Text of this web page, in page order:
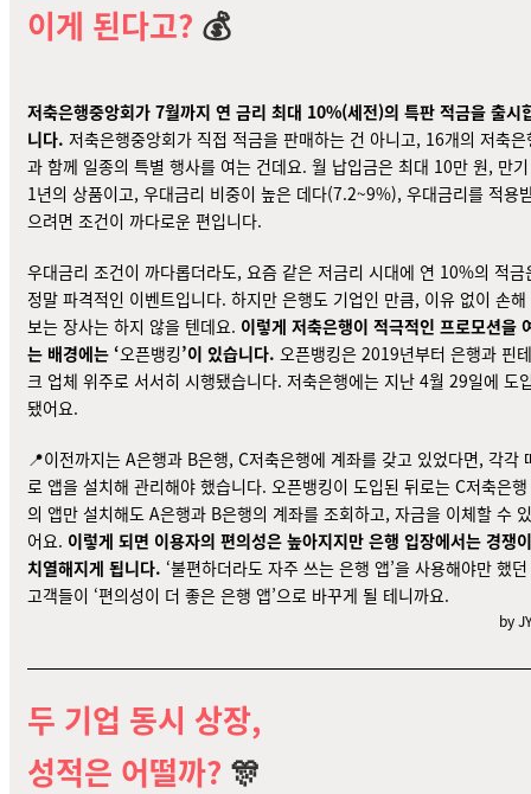
이게 된다고? 💰
저축은행중앙회가 7월까지 연 금리 최대 10%(세전)의 특판 적금을 출시
니다. 저축은행중앙회가 직접 적금을 판매하는 건 아니고, 16개의 저축은
과 함께 일종의 특별 행사를 여는 건데요. 월 납입금은 최대 10만 원, 만기
1년의 상품이고, 우대금리 비중이 높은 데다(7.2~9%), 우대금리를 적용
으려면 조건이 까다로운 편입니다.
우대금리 조건이 까다롭더라도, 요즘 같은 저금리 시대에 연 10%의 적금
정말 파격적인 이벤트입니다. 하지만 은행도 기업인 만큼, 이유 없이 손해
보는 장사는 하지 않을 텐데요. 이렇게 저축은행이 적극적인 프로모션을
는 배경에는 ‘오픈뱅킹’이 있습니다. 오픈뱅킹은 2019년부터 은행과 핀테
크 업체 위주로 서서히 시행됐습니다. 저축은행에는 지난 4월 29일에 도
됐어요.
📍이전까지는 A은행과 B은행, C저축은행에 계좌를 갖고 있었다면, 각각
로 앱을 설치해 관리해야 했습니다. 오픈뱅킹이 도입된 뒤로는 C저축은행
의 앱만 설치해도 A은행과 B은행의 계좌를 조회하고, 자금을 이체할 수 있
어요. 이렇게 되면 이용자의 편의성은 높아지지만 은행 입장에서는 경쟁이
치열해지게 됩니다. ‘불편하더라도 자주 쓰는 은행 앱’을 사용해야만 했던
고객들이 ‘편의성이 더 좋은 은행 앱’으로 바꾸게 될 테니까요.
by
두 기업 동시 상장,
성적은 어떨까? 🎊